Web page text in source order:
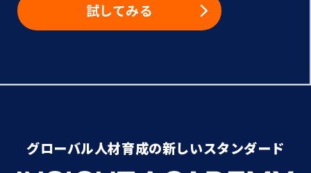
試してみる
グローバル人材育成の新しいスタンダード